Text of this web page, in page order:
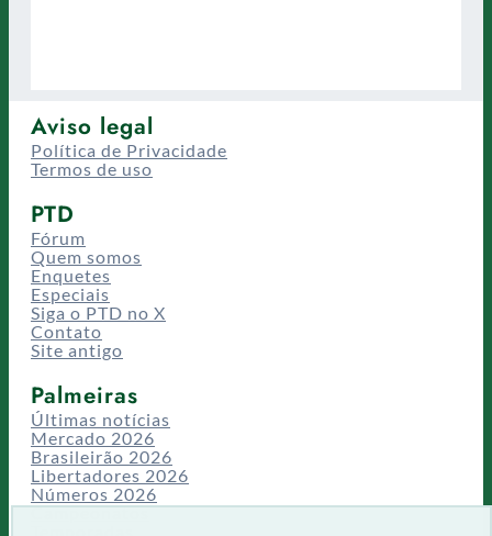
Aviso legal
Política de Privacidade
Termos de uso
PTD
Fórum
Quem somos
Enquetes
Especiais
Siga o PTD no X
Contato
Site antigo
Palmeiras
Últimas notícias
Mercado 2026
Brasileirão 2026
Libertadores 2026
Números 2026
Campeonatos